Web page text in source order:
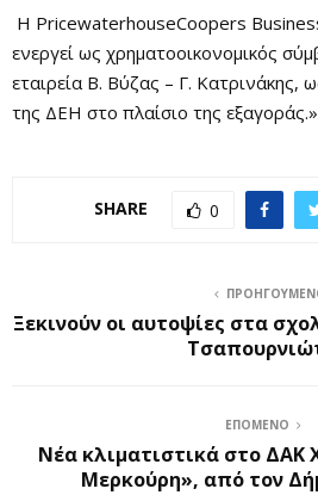
Η PricewaterhouseCoopers
ενεργεί ως χρηματοοικονομικός
εταιρεία Β. Βύζας – Γ. Κατρινάκης,
της ΔΕΗ στο πλαίσιο της εξαγοράς.»
SHARE 0
Ξεκινούν οι αυτοψίες στα
ΕΠΌΜΕΝΟ
Νέα κλιματιστικά στο ΔΑΚ
Μερκούρη», από τον